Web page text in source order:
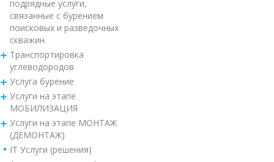
подрядные услуги,
связанные с бурением
поисковых и разведочных
скважин
Транспортировка
углеводородов
Услуга бурение
Услуги на этапе
МОБИЛИЗАЦИЯ
Услуги на этапе МОНТАЖ
(ДЕМОНТАЖ)
IT Услуги (решения)